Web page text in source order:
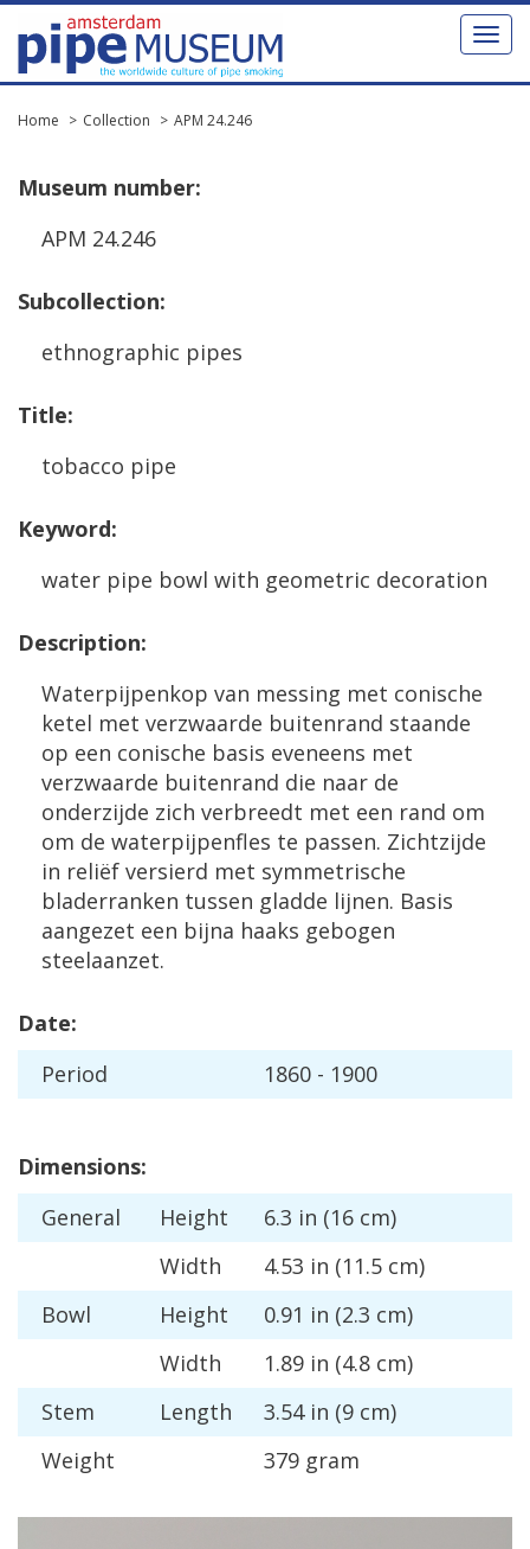
Toggle
Home Collection APM 24.246
Museum number:
APM 24.246
Subcollection:
ethnographic pipes
Title:
tobacco pipe
Keyword:
water pipe bowl with geometric decoration
Description:
Waterpijpenkop van messing met conische
ketel met verzwaarde buitenrand staande
op een conische basis eveneens met
verzwaarde buitenrand die naar de
onderzijde zich verbreedt met een rand om
om de waterpijpenfles te passen. Zichtzijde
in reliëf versierd met symmetrische
bladerranken tussen gladde lijnen. Basis
aangezet een bijna haaks gebogen
steelaanzet.
Date:
Period
1860 - 1900
Dimensions:
General
Height 6.3 in (16 cm)
Width
4.53 in (11.5 cm)
Bowl
Height 0.91 in (2.3 cm)
Width
1.89 in (4.8 cm)
Stem
Length 3.54 in (9 cm)
Weight
379 gram